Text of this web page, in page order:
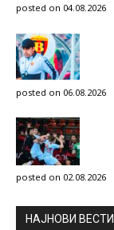
posted on 04.08.2026
posted on 06.08.2026
posted on 02.08.2026
НAЈНОВИ ВЕСТИ